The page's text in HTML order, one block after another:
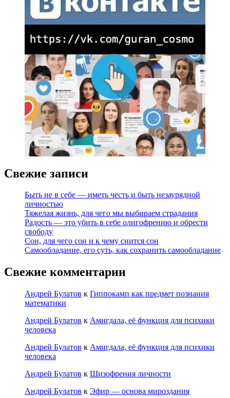
Свежие записи
Быть не в себе — иметь честь и быть незаурядной
личностью
Тяжелая жизнь, для чего мы выбираем страдания
Радость — это убить в себе олигофрению и обрести
свободу
Сон, для чего сон и к чему снится сон
Самообладание, его суть, как сохранить самообладание
Свежие комментарии
Андрей Булатов к Гиппокамп как предмет познания
математики
Андрей Булатов к Амигдала, её функция для психики
человека
Андрей Булатов к Амигдала, её функция для психики
человека
Андрей Булатов к Шизофрения личности
Андрей Булатов к Эфир — основа мироздания